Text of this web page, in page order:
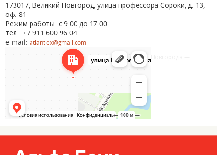
173017, Великий Новгород, улица профессора Сороки, д. 13,
оф. 81
Режим работы: с 9.00 до 17.00
тел.: +7 911 600 96 04
e-mail: atlantlex@gmail.com
Улица Профессора Сороки, 13 на карте Великого Новгорода —